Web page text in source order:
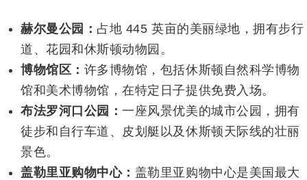
赫尔曼公园： 占地 445 英亩的美丽绿地，拥有步行
道、花园和休斯顿动物园。
博物馆区： 许多博物馆，包括休斯顿自然科学博物
馆和美术博物馆，在特定日子提供免费入场。
布法罗河口公园：一座风景优美的城市公园，拥有
徒步和自行车道、皮划艇以及休斯顿天际线的壮丽
景色。
盖勒里亚购物中心： 盖勒里亚购物中心是美国最大